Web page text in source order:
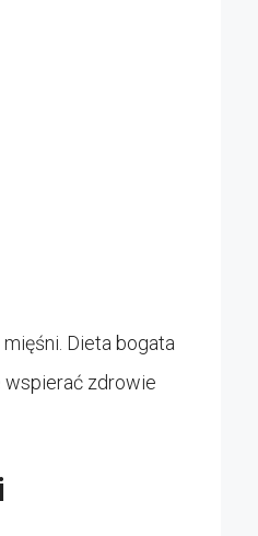
Dieta bogata
wspierać zdrowie